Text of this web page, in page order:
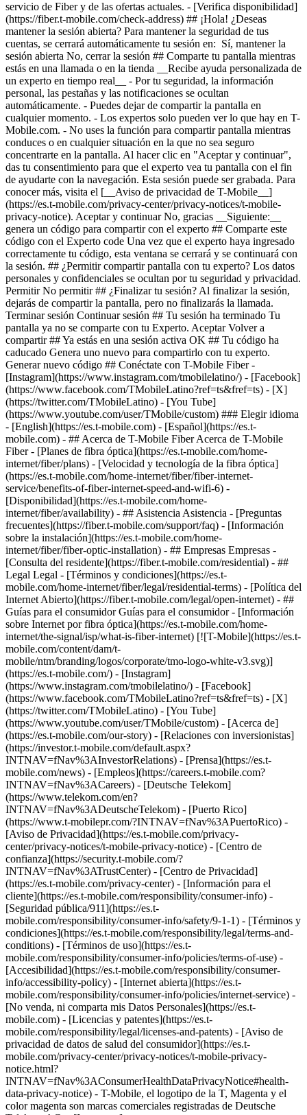
- [Verifica disponibilidad]
(https://fiber.t-mobile.com/check-address) ## ¡Hola! ¿Deseas
mantener la sesión abierta? Para mantener la seguridad de tus
cuentas, se cerrará automáticamente tu sesión en: Sí, mantener la
sesión abierta No, cerrar la sesión ## Comparte tu pantalla mientras
estás en una llamada o en la tienda __Recibe ayuda personalizada de
un experto en tiempo real__ - Por tu seguridad, la información
personal, las pestañas y las notificaciones se ocultan
automáticamente. - Puedes dejar de compartir la pantalla en
cualquier momento. - Los expertos solo pueden ver lo que hay en T-
Mobile.com. - No uses la función para compartir pantalla mientras
conduces o en cualquier situación en la que no sea seguro
concentrarte en la pantalla. Al hacer clic en "Aceptar y continuar",
das tu consentimiento para que el experto vea tu pantalla con el fin
de ayudarte con la navegación. Esta sesión puede ser grabada. Para
conocer más, visita el [__Aviso de privacidad de T-Mobile__]
(https://es.t-mobile.com/privacy-center/privacy-notices/t-mobile-
privacy-notice). Aceptar y continuar No, gracias __Siguiente:__
genera un código para compartir con el experto ## Comparte este
código con el Experto code Una vez que el experto haya ingresado
correctamente tu código, esta ventana se cerrará y se continuará con
la sesión. ## ¿Permitir compartir pantalla con tu experto? Los datos
personales y confidenciales se ocultan por tu seguridad y privacidad.
Permitir No permitir ## ¿Finalizar tu sesión? Al finalizar la sesión,
dejarás de compartir la pantalla, pero no finalizarás la llamada.
Terminar sesión Continuar sesión ## Tu sesión ha terminado Tu
pantalla ya no se comparte con tu Experto. Aceptar Volver a
compartir ## Ya estás en una sesión activa OK ## Tu código ha
caducado Genera uno nuevo para compartirlo con tu experto.
Generar nuevo código ## Conéctate con T-Mobile Fiber -
[Instagram](https://www.instagram.com/tmobilelatino/) - [Facebook]
(https://www.facebook.com/TMobileLatino?ref=ts&fref=ts) - [X]
(https://twitter.com/TMobileLatino) - [You Tube]
(https://www.youtube.com/user/TMobile/custom) ### Elegir idioma
- [English](https://es.t-mobile.com) - [Español](https://es.t-
mobile.com) - ## Acerca de T-Mobile Fiber Acerca de T-Mobile
Fiber - [Planes de fibra óptica](https://es.t-mobile.com/home-
internet/fiber/plans) - [Velocidad y tecnología de la fibra óptica]
(https://es.t-mobile.com/home-internet/fiber/fiber-internet-
service/benefits-of-fiber-internet-speed-and-wifi-6) -
[Disponibilidad](https://es.t-mobile.com/home-
internet/fiber/availability) - ## Asistencia Asistencia - [Preguntas
frecuentes](https://fiber.t-mobile.com/support/faq) - [Información
sobre la instalación](https://es.t-mobile.com/home-
internet/fiber/fiber-optic-installation) - ## Empresas Empresas -
[Consulta del residente](https://fiber.t-mobile.com/residential) - ##
Legal Legal - [Términos y condiciones](https://es.t-
mobile.com/home-internet/fiber/legal/residential-terms) - [Política del
Internet Abierto](https://fiber.t-mobile.com/legal/open-internet) - ##
Guías para el consumidor Guías para el consumidor - [Información
sobre Internet por fibra óptica](https://es.t-mobile.com/home-
internet/the-signal/isp/what-is-fiber-internet) [![T-Mobile](https://es.t-
mobile.com/content/dam/t-
mobile/ntm/branding/logos/corporate/tmo-logo-white-v3.svg)]
(https://es.t-mobile.com/) - [Instagram]
(https://www.instagram.com/tmobilelatino/) - [Facebook]
(https://www.facebook.com/TMobileLatino?ref=ts&fref=ts) - [X]
(https://twitter.com/TMobileLatino) - [You Tube]
(https://www.youtube.com/user/TMobile/custom) - [Acerca de]
(https://es.t-mobile.com/our-story) - [Relaciones con inversionistas]
(https://investor.t-mobile.com/default.aspx?
INTNAV=fNav%3AInvestorRelations) - [Prensa](https://es.t-
mobile.com/news) - [Empleos](https://careers.t-mobile.com?
INTNAV=fNav%3ACareers) - [Deutsche Telekom]
(https://www.telekom.com/en?
INTNAV=fNav%3ADeutscheTelekom) - [Puerto Rico]
(https://www.t-mobilepr.com/?INTNAV=fNav%3APuertoRico) -
[Aviso de Privacidad](https://es.t-mobile.com/privacy-
center/privacy-notices/t-mobile-privacy-notice) - [Centro de
confianza](https://security.t-mobile.com/?
INTNAV=fNav%3ATrustCenter) - [Centro de Privacidad]
(https://es.t-mobile.com/privacy-center) - [Información para el
cliente](https://es.t-mobile.com/responsibility/consumer-info) -
[Seguridad pública/911](https://es.t-
mobile.com/responsibility/consumer-info/safety/9-1-1) - [Términos y
condiciones](https://es.t-mobile.com/responsibility/legal/terms-and-
conditions) - [Términos de uso](https://es.t-
mobile.com/responsibility/consumer-info/policies/terms-of-use) -
[Accesibilidad](https://es.t-mobile.com/responsibility/consumer-
info/accessibility-policy) - [Internet abierta](https://es.t-
mobile.com/responsibility/consumer-info/policies/internet-service) -
[No venda, ni comparta mis Datos Personales](https://es.t-
mobile.com) - [Licencias y patentes](https://es.t-
mobile.com/responsibility/legal/licenses-and-patents) - [Aviso de
privacidad de datos de salud del consumidor](https://es.t-
mobile.com/privacy-center/privacy-notices/t-mobile-privacy-
notice.html?
INTNAV=fNav%3AConsumerHealthDataPrivacyNotice#health-
data-privacy-notice) - T-Mobile, el logotipo de la T, Magenta y el
color magenta son marcas comerciales registradas de Deutsche